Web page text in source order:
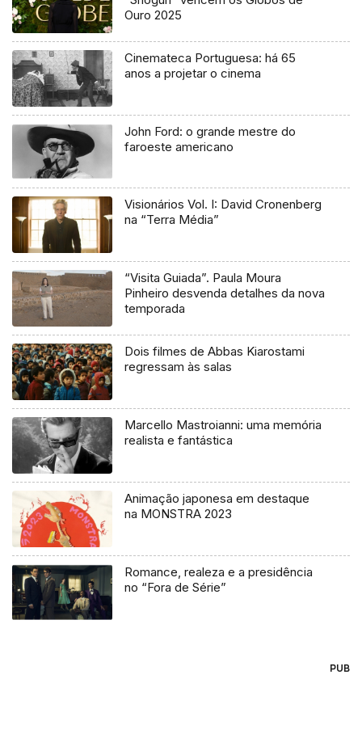
Ouro 2025
Cinemateca Portuguesa: há 65
anos a projetar o cinema
John Ford: o grande mestre do
faroeste americano
Visionários Vol. I: David Cronenberg
na “Terra Média”
“Visita Guiada”. Paula Moura
Pinheiro desvenda detalhes da nova
temporada
Dois filmes de Abbas Kiarostami
regressam às salas
Marcello Mastroianni: uma memória
realista e fantástica
Animação japonesa em destaque
na MONSTRA 2023
Romance, realeza e a presidência
no “Fora de Série”
PUB